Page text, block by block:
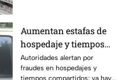
Aumentan estafas de
hospedaje y tiempos
compartidos en Jalisco
Autoridades alertan por
fraudes en hospedajes y